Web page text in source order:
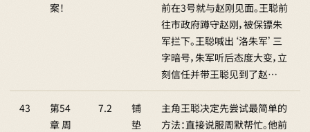
案！
前在3号就与赵刚见面。王聪前
往市政府蹲守赵刚，被保镖朱
军拦下。王聪喊出‘洛朱军’三
字暗号，朱军听后态度大变，立
刻信任并带王聪见到了赵…
43
第54
章 周
7.2
铺
垫
主角王聪决定先尝试最简单的
方法：直接说服周默帮忙。他前